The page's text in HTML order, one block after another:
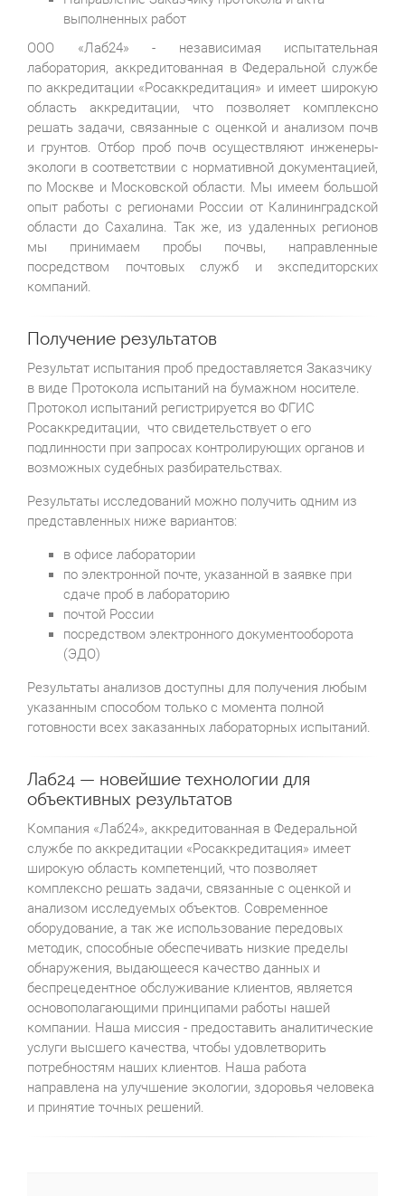
выполненных работ
ООО «Лаб24» - независимая испытательная
лаборатория, аккредитованная в Федеральной службе
по аккредитации «Росаккредитация» и имеет широкую
область аккредитации, что позволяет комплексно
решать задачи, связанные с оценкой и анализом почв
и грунтов. Отбор проб почв осуществляют инженеры-
экологи в соответствии с нормативной документацией,
по Москве и Московской области. Мы имеем большой
опыт работы с регионами России от Калининградской
области до Сахалина. Так же, из удаленных регионов
мы принимаем пробы почвы, направленные
посредством почтовых служб и экспедиторских
компаний.
Получение результатов
Результат испытания проб предоставляется Заказчику
в виде Протокола испытаний на бумажном носителе.
Протокол испытаний регистрируется во ФГИС
Росаккредитации, что свидетельствует о его
подлинности при запросах контролирующих органов и
возможных судебных разбирательствах.
Результаты исследований можно получить одним из
представленных ниже вариантов:
в офисе лаборатории
по электронной почте, указанной в заявке при
сдаче проб в лабораторию
почтой России
посредством электронного документооборота
(ЭДО)
Результаты анализов доступны для получения любым
указанным способом только с момента полной
готовности всех заказанных лабораторных испытаний.
Лаб24 — новейшие технологии для
объективных результатов
Компания «Лаб24», аккредитованная в Федеральной
службе по аккредитации «Росаккредитация» имеет
широкую область компетенций, что позволяет
комплексно решать задачи, связанные с оценкой и
анализом исследуемых объектов. Современное
оборудование, а так же использование передовых
методик, способные обеспечивать низкие пределы
обнаружения, выдающееся качество данных и
беспрецедентное обслуживание клиентов, является
основополагающими принципами работы нашей
компании. Наша миссия - предоставить аналитические
услуги высшего качества, чтобы удовлетворить
потребностям наших клиентов. Наша работа
направлена на улучшение экологии, здоровья человека
и принятие точных решений.